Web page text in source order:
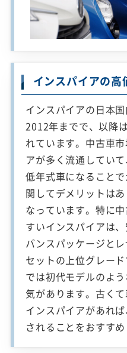
インスパイアの高
インスパイアの日本
2012年までで、以降
れています。中古車
アが多く流通してい
低年式車になること
関してデメリットは
なっています。特に
すいインスパイアは
バンスパッケージと
セットの上位グレー
では初代モデルのよ
気があります。古く
インスパイアがあれ
されることをおすすめ